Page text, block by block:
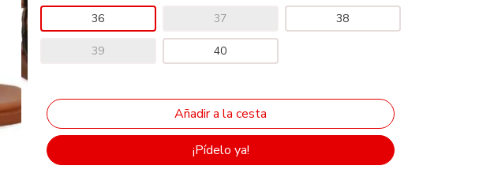
36 37 38
39 40
¡Pídelo ya!